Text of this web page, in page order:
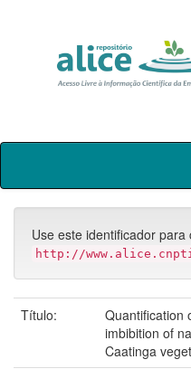
Skip
Use este identificador
http://
Título:
Quantification
imbibition of
Caatinga